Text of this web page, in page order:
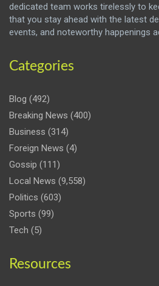
dedicated team works tirelessly to
that you stay ahead with the latest
events, and noteworthy happenings
Categories
Blog (492)
Breaking News (400)
Business (314)
Foreign News (4)
Gossip (111)
Local News (9,558)
Politics (603)
Sports (99)
Tech (5)
Resources